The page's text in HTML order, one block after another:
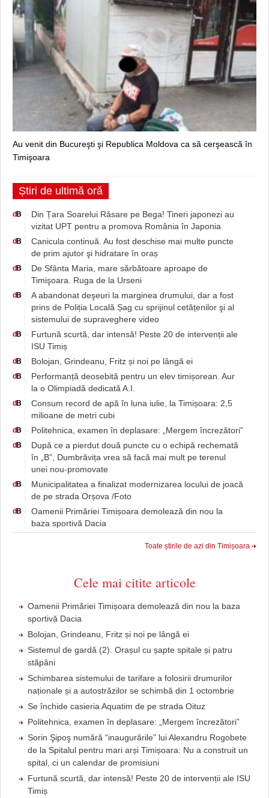
Au venit din Bucureşti şi Republica Moldova ca să cerşească în
Timişoara
Știri de ultimă oră
d B
Din Țara Soarelui Răsare pe Bega! Tineri japonezi au
vizitat UPT pentru a promova România în Japonia
d B
Canicula continuă. Au fost deschise mai multe puncte
de prim ajutor şi hidratare în oraș
d B
De Sfânta Maria, mare sărbătoare aproape de
Timişoara. Ruga de la Urseni
d B
A abandonat deşeuri la marginea drumului, dar a fost
prins de Poliția Locală Șag cu sprijinul cetățenilor şi al
sistemului de supraveghere video
d B
Furtună scurtă, dar intensă! Peste 20 de intervenții ale
ISU Timiș
d B Bolojan, Grindeanu, Fritz și noi pe lângă ei
d B
Performanță deosebită pentru un elev timișorean. Aur
la o Olimpiadă dedicată A.I.
d B
Consum record de apă în luna iulie, la Timișoara: 2,5
milioane de metri cubi
d B Politehnica, examen în deplasare: „Mergem încrezători”
d B
După ce a pierdut două puncte cu o echipă rechemată
în „B”, Dumbrăvița vrea să facă mai mult pe terenul
unei nou-promovate
d B
Municipalitatea a finalizat modernizarea locului de joacă
de pe strada Orșova /Foto
d B
Oamenii Primăriei Timișoara demolează din nou la
baza sportivă Dacia
Toate știrile de azi din Timișoara
Cele mai citite articole
Oamenii Primăriei Timișoara demolează din nou la baza
sportivă Dacia
Bolojan, Grindeanu, Fritz și noi pe lângă ei
Sistemul de gardă (2). Orașul cu șapte spitale și patru
stăpâni
Schimbarea sistemului de tarifare a folosirii drumurilor
naționale și a autostrăzilor se schimbă din 1 octombrie
Se închide casieria Aquatim de pe strada Oituz
Politehnica, examen în deplasare: „Mergem încrezători”
Sorin Şipoş numără “inaugurările” lui Alexandru Rogobete
de la Spitalul pentru mari arși Timișoara: Nu a construit un
spital, ci un calendar de promisiuni
Furtună scurtă, dar intensă! Peste 20 de intervenții ale ISU
Timiș